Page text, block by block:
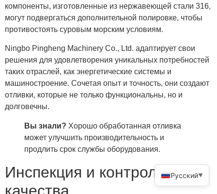
компоненты, изготовленные из нержавеющей стали 316,
могут подвергаться дополнительной полировке, чтобы
противостоять суровым морским условиям.
Ningbo Pingheng Machinery Co., Ltd. адаптирует свои
решения для удовлетворения уникальных потребностей
таких отраслей, как энергетические системы и
машиностроение. Сочетая опыт и точность, они создают
отливки, которые не только функциональны, но и
долговечны.
Вы знали? Хорошо обработанная отливка
может улучшить производительность и
продлить срок службы оборудования.
Инспекция и контроль
Русский▼